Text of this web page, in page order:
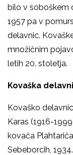
bilo v soboškem
1957 pa v
delavnic.
množičnim
letih 20. stoletja.
Kovaška
Kovaško
Karas (1916-
kovača
Sebeborcih,